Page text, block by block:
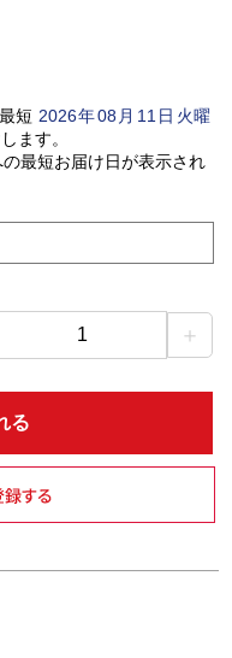
短 2026年08 月 11 日火曜
ます。
最短お届け日が表示され
1 ＋
る